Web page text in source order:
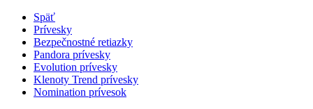
Späť
Prívesky
Bezpečnostné retiazky
Pandora prívesky
Evolution prívesky
Klenoty Trend prívesky
Nomination prívesok